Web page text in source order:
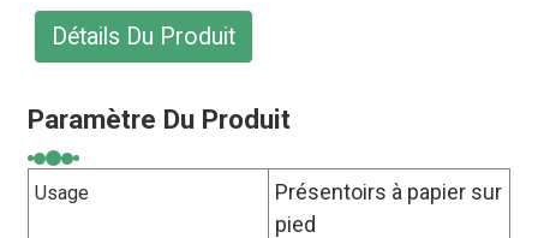
Détails Du Produit
Paramètre Du Produit
Usage
Présentoirs à papier sur
pied